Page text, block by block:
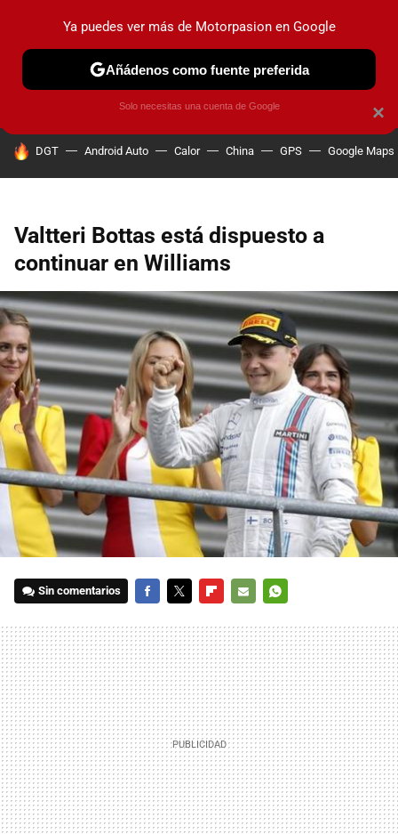
PRUEBAS COCHES ELÉCTRICOS OBSERVATORIO
HOY SE HABLA DE
DGT Android Auto Calor China GPS Google Maps
Valtteri Bottas está dispuesto a
continuar en Williams
Sin comentarios
MAIL
×
Ya puedes ver más de Motorpasion en Google
Añádenos como fuente preferida
Solo necesitas una cuenta de Google